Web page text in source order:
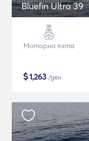
Bluefin Ultra 39
Моторна яхта
$1,263 /ден